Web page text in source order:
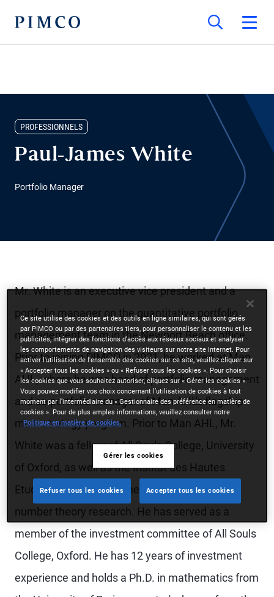
PROFESSIONNELS
Paul-James White
Portfolio Manager
Mr. White is an executive vice president and a
portfolio manager on the quantitative portfolio
management team in the Newport Beach office.
Prior to joining PIMCO in 2021, he worked at Man
AHL, where he was head of portfolio management
and co-portfolio manager of Man AHL's flagship
multi-strategy program. Prior to Man AHL, Mr.
White was a fellow of All Souls College, University
of Oxford, as well as the Institut des Hautes
Etudes Scientifiques, where he specialized in
number theory research. He has served as a
member of the investment committee of All Souls
College, Oxford. He has 12 years of investment
experience and holds a Ph.D. in mathematics from
Ce site utilise des cookies et des outils en ligne similaires, qui sont gérés
par PIMCO ou par des partenaires tiers, pour personnaliser le contenu et les
publicités, intégrer des fonctions d’accès aux réseaux sociaux et analyser
les comportements de navigation des visiteurs sur notre site Internet. Pour
activer l'utilisation de l'ensemble des cookies sur ce site, veuillez cliquer sur
« Accepter tous les cookies » ou « Refuser tous les cookies ». Pour choisir
les cookies que vous souhaitez autoriser, cliquez sur « Gérer les cookies ».
Vous pouvez modifier vos choix concernant l’utilisation de cookies à tout
moment par l’intermédiaire du « Gestionnaire des préférence en matière de
cookies ». Pour de plus amples informations, veuillez consulter notre
Politique en matière de cookies.
Gérer les cookies
Refuser tous les cookies Accepter tous les cookies